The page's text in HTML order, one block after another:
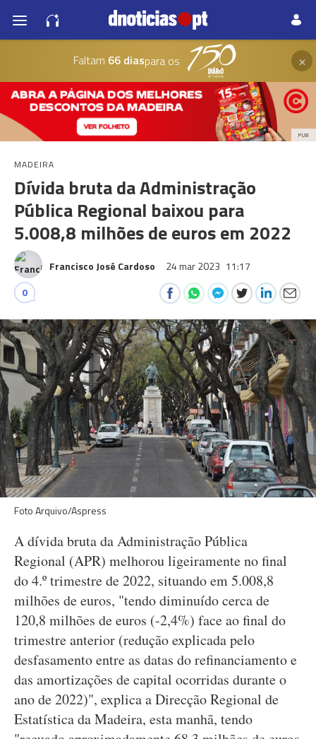
Faltam 66 diaspara os ×
PUB
MADEIRA
Dívida bruta da Administração
Pública Regional baixou para
5.008,8 milhões de euros em 2022
Francisco José Cardoso 24 mar 2023 11:17
0
Foto Arquivo/Aspress
A dívida bruta da Administração Pública
Regional (APR) melhorou ligeiramente no final
do 4.º trimestre de 2022, situando em 5.008,8
milhões de euros, "tendo diminuído cerca de
120,8 milhões de euros (-2,4%) face ao final do
trimestre anterior (redução explicada pelo
desfasamento entre as datas do refinanciamento e
das amortizações de capital ocorridas durante o
ano de 2022)", explica a Direcção Regional de
Estatística da Madeira, esta manhã, tendo